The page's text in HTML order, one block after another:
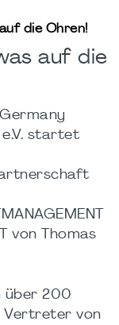
die Ohren!
auf die
startet
von Thomas
über 200
Vertreter von